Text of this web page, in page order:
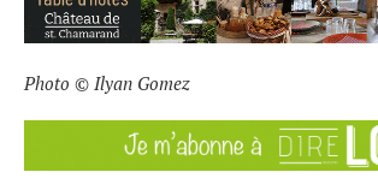
Photo © Ilyan Gomez